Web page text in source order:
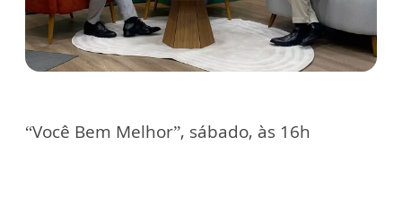
“Você Bem Melhor”, sábado, às 16h